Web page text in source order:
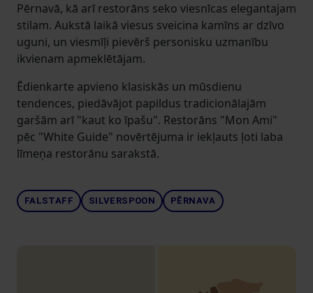
Pērnavā, kā arī restorāns seko viesnīcas elegantajam
stilam. Aukstā laikā viesus sveicina kamīns ar dzīvo
uguni, un viesmīļi pievērš personisku uzmanību
ikvienam apmeklētājam.
Ēdienkarte apvieno klasiskās un mūsdienu
tendences, piedāvājot papildus tradicionālajām
garšām arī "kaut ko īpašu". Restorāns "Mon Ami"
pēc "White Guide" novērtējuma ir iekļauts ļoti laba
līmeņa restorānu sarakstā.
FALSTAFF SILVERSPOON PĒRNAVA